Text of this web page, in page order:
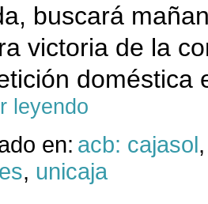
buscará
victoria de la
doméstica
leyendo
en: acb: cajasol
, unicaja